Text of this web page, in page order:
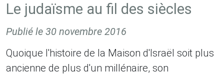
Le judaïsme au fil des siècles
Publié le 30 novembre 2016
Quoique l'histoire de la Maison d'Israël soit plus
ancienne de plus d'un millénaire, son